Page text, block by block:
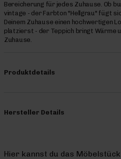
Bereicherung für jedes Zuhause. Ob
vintage - der Farbton "Hellgrau" fügt
Deinem Zuhause einen hochwertigen
platzierst - der Teppich bringt Wärme
Zuhause.
Produktdetails
Hersteller Details
Hier kannst du das